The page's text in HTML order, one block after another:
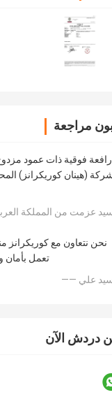
مراجعة
(هينان كوريكرانز)
السيد عزمت من المملكة
تعمل بأمان
السيد علي
دردش الآن